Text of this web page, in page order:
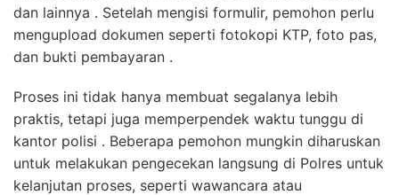
dan lainnya . Setelah mengisi formulir, pemohon perlu
mengupload dokumen seperti fotokopi KTP, foto pas,
dan bukti pembayaran .
Proses ini tidak hanya membuat segalanya lebih
praktis, tetapi juga memperpendek waktu tunggu di
kantor polisi . Beberapa pemohon mungkin diharuskan
untuk melakukan pengecekan langsung di Polres untuk
kelanjutan proses, seperti wawancara atau